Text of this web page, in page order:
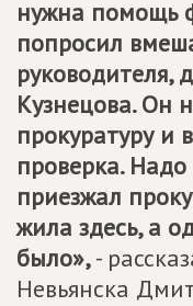
нужна помощь
попросил
руководителя,
Кузнецова. Он
прокуратуру и
проверка. Надо
приезжал
жила здесь, а
было»,-
Невьянска